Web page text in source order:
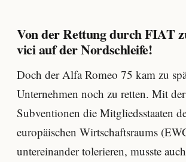
Von der Rettung durch FIAT
vici auf der Nordschleife!
Doch der Alfa Romeo 75 kam zu
Unternehmen noch zu retten. Mit
Subventionen die Mitgliedsstaaten
europäischen Wirtschaftsraums
untereinander tolerieren, musste